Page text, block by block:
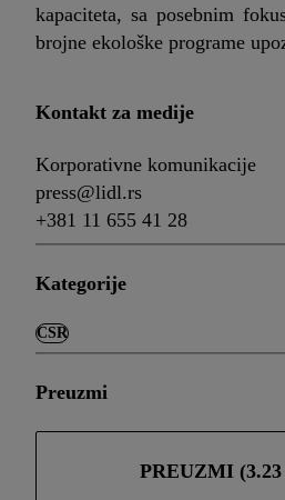
kapaciteta, sa posebnim
brojne ekološke programe
Kontakt za medije
Korporativne komunikacije
press@lidl.rs
+381 11 655 41 28
Kategorije
CSR
Preuzmi
PREUZMI